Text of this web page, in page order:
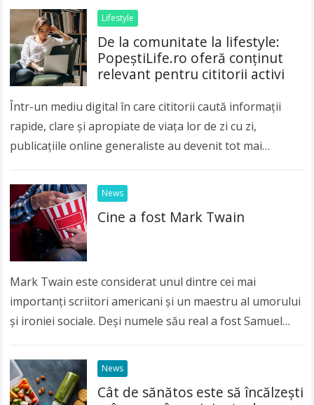
Lifestyle
De la comunitate la lifestyle:
PopeștiLife.ro oferă conținut
relevant pentru cititorii activi
Într-un mediu digital în care cititorii caută informații
rapide, clare și apropiate de viața lor de zi cu zi,
publicațiile online generaliste au devenit tot mai
News
Cine a fost Mark Twain
Mark Twain este considerat unul dintre cei mai
importanți scriitori americani și un maestru al umorului
și ironiei sociale. Deși numele său real a fost Samuel
News
Cât de sănătos este să încălzeşti